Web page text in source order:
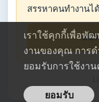
สรรหาคนทำงานไ
สมั
เราใช้คุกกี้เพื่อพัฒ
งานของคุณ การ
ยอมรับการใช้งา